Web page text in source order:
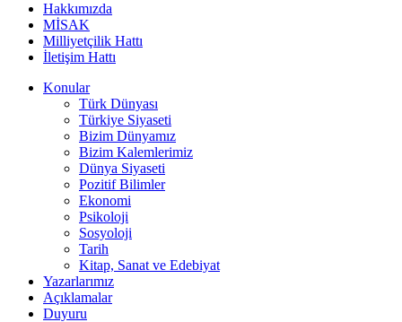
Hakkımızda
MİSAK
Milliyetçilik Hattı
İletişim Hattı
Konular
Türk Dünyası
Türkiye Siyaseti
Bizim Dünyamız
Bizim Kalemlerimiz
Dünya Siyaseti
Pozitif Bilimler
Ekonomi
Psikoloji
Sosyoloji
Tarih
Kitap, Sanat ve Edebiyat
Yazarlarımız
Açıklamalar
Duyuru